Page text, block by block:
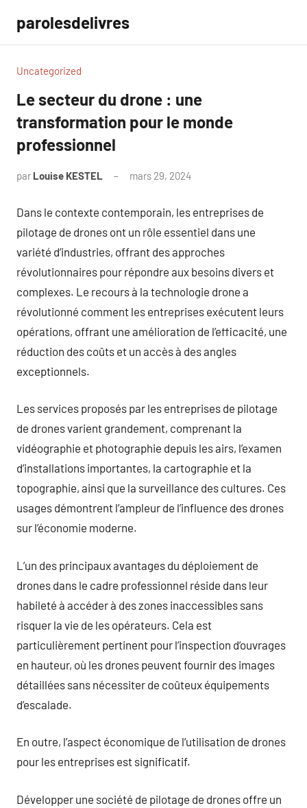
contenu
parolesdelivres
Uncategorized
Le secteur du drone : une
transformation pour le monde
professionnel
par Louise KESTEL mars 29, 2024
Dans le contexte contemporain, les entreprises de
pilotage de drones ont un rôle essentiel dans une
variété d’industries, offrant des approches
révolutionnaires pour répondre aux besoins divers et
complexes. Le recours à la technologie drone a
révolutionné comment les entreprises exécutent leurs
opérations, offrant une amélioration de l’efficacité, une
réduction des coûts et un accès à des angles
exceptionnels.
Les services proposés par les entreprises de pilotage
de drones varient grandement, comprenant la
vidéographie et photographie depuis les airs, l’examen
d’installations importantes, la cartographie et la
topographie, ainsi que la surveillance des cultures. Ces
usages démontrent l’ampleur de l’influence des drones
sur l’économie moderne.
L’un des principaux avantages du déploiement de
drones dans le cadre professionnel réside dans leur
habileté à accéder à des zones inaccessibles sans
risquer la vie de les opérateurs. Cela est
particulièrement pertinent pour l’inspection d’ouvrages
en hauteur, où les drones peuvent fournir des images
détaillées sans nécessiter de coûteux équipements
d’escalade.
En outre, l’aspect économique de l’utilisation de drones
pour les entreprises est significatif.
Développer une société de pilotage de drones offre un